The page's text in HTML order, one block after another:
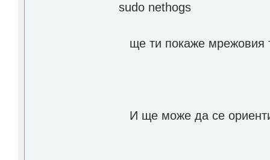
sudo nethogs
ще ти покаже мрежовия
И ще може да се